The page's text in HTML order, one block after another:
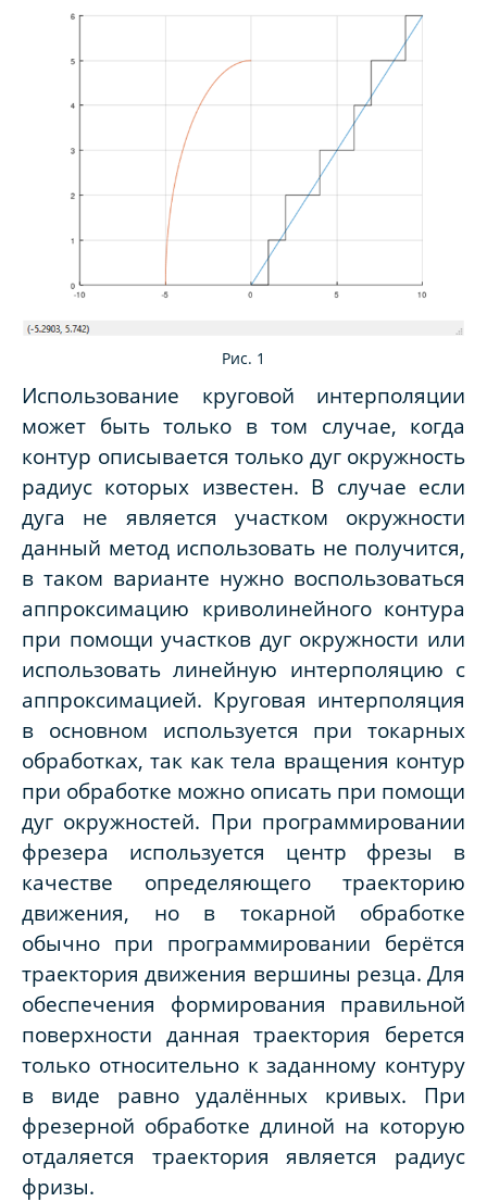
Рис. 1
Использование круговой интерполяции
может быть только в том случае, когда
контур описывается только дуг окружность
радиус которых известен. В случае если
дуга не является участком окружности
данный метод использовать не получится,
в таком варианте нужно воспользоваться
аппроксимацию криволинейного контура
при помощи участков дуг окружности или
использовать линейную интерполяцию с
аппроксимацией. Круговая интерполяция
в основном используется при токарных
обработках, так как тела вращения контур
при обработке можно описать при помощи
дуг окружностей. При программировании
фрезера используется центр фрезы в
качестве определяющего траекторию
движения, но в токарной обработке
обычно при программировании берётся
траектория движения вершины резца. Для
обеспечения формирования правильной
поверхности данная траектория берется
только относительно к заданному контуру
в виде равно удалённых кривых. При
фрезерной обработке длиной на которую
отдаляется траектория является радиус
фризы.